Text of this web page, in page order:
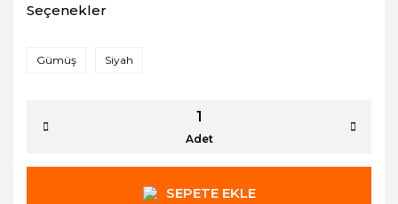
Seçenekler
Gümüş Siyah
Adet
SEPETE EKLE